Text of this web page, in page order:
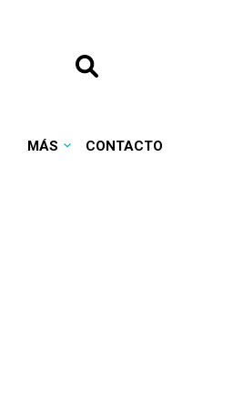
MÁS CONTACTO